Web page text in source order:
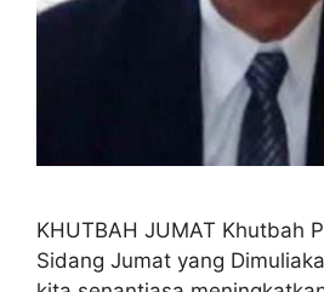
KHUTBAH JUMAT Khutbah
Sidang Jumat yang